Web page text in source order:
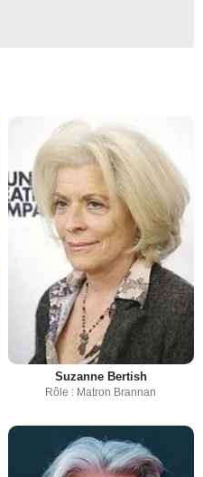
Suzanne Bertish
Rôle : Matron Brannan